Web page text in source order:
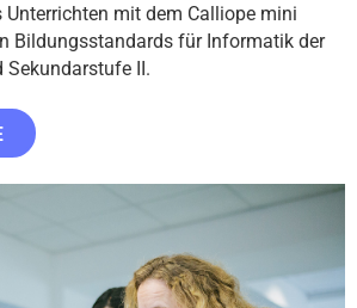
mit dem Calliope mini
Bildungsstandards für Informatik der
Sekundarstufe II.